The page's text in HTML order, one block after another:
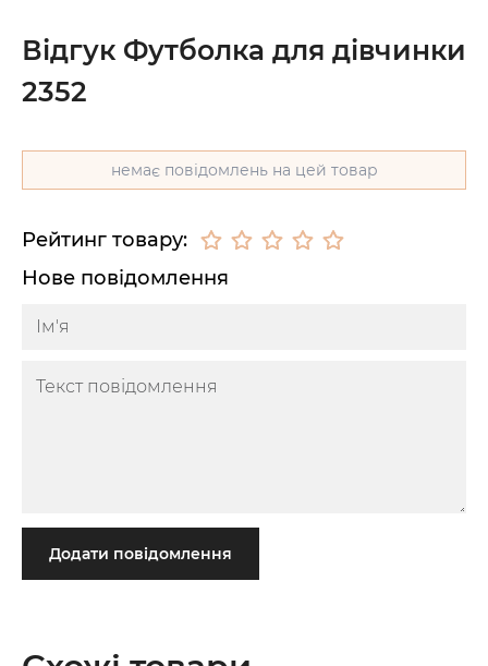
Відгук Футболка для дівчинки
2352
немає повідомлень на цей товар
Рейтинг товару:
Нове повідомлення
Додати повідомлення